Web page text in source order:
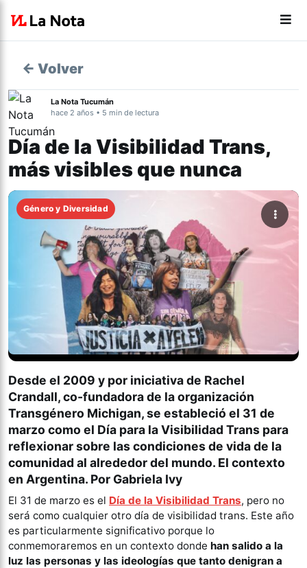
← Volver
La Nota Tucumán
hace 2 años • 5 min de lectura
Día de la Visibilidad Trans,
más visibles que nunca
Género y Diversidad
Desde el 2009 y por iniciativa de Rachel
Crandall, co-fundadora de la organización
Transgénero Michigan, se estableció el 31 de
marzo como el Día para la Visibilidad Trans para
reflexionar sobre las condiciones de vida de la
comunidad al alrededor del mundo. El contexto
en Argentina. Por Gabriela Ivy
El 31 de marzo es el Día de la Visibilidad Trans, pero no
será como cualquier otro día de visibilidad trans. Este año
es particularmente significativo porque lo
conmemoraremos en un contexto donde han salido a la
luz las personas y las ideologías que tanto denigran a